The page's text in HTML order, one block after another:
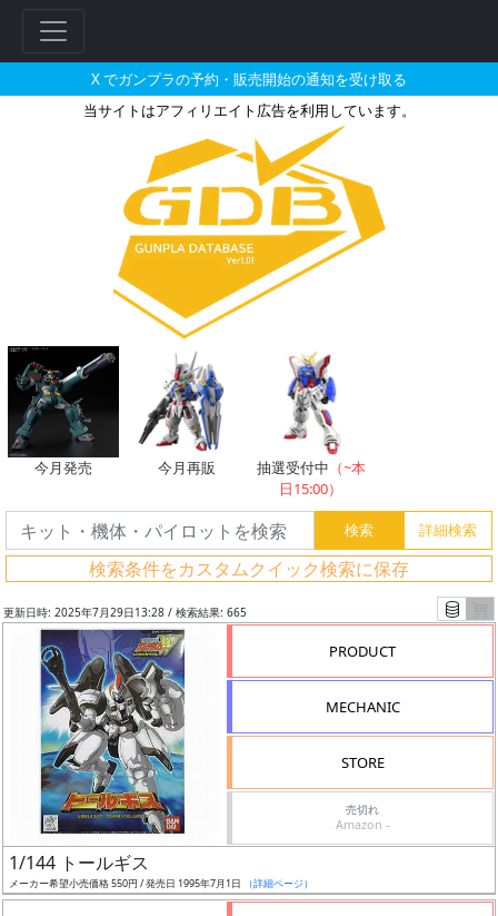
X でガンプラの予約・販売開始の通知を受け取る
当サイトはアフィリエイト広告を利用しています。
1/144 トールギスとそれに関連
今月発売 今月再販 抽選受付中 （~本
日15:00）
検索条件をカスタムクイック検索に保存
フ
リ
更新日時: 2025年7月29日13:28 / 検索結果: 665
PRODUCT
MECHANIC
STORE
売切れ
Amazon -
1/144 トールギス
メーカー希望小売価格 550円 / 発売日 1995年7月1日 （詳細ページ）